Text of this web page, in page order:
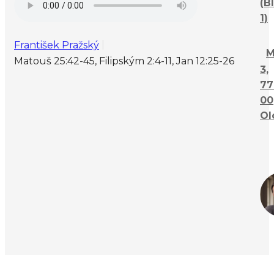
František Pražský
Matouš 25:42-45, Filipským 2:4-11, Jan 12:25-26
1)
3,
00